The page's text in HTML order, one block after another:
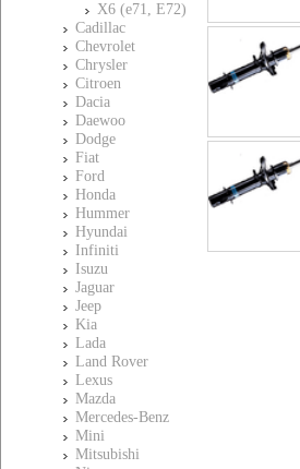
X6 (e71, E72)
Cadillac
Chevrolet
Chrysler
Citroen
Dacia
Daewoo
Dodge
Fiat
Ford
Honda
Hummer
Hyundai
Infiniti
Isuzu
Jaguar
Jeep
Kia
Lada
Land Rover
Lexus
Mazda
Mercedes-Benz
Mini
Mitsubishi